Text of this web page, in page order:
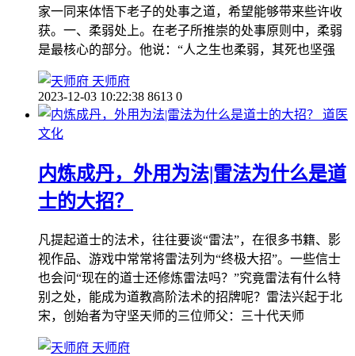
家一同来体悟下老子的处事之道，希望能够带来些许收
获。一、柔弱处上。在老子所推崇的处事原则中，柔弱
是最核心的部分。他说：“人之生也柔弱，其死也坚强
天师府
2023-12-03 10:22:38 8613 0
道医
文化
内炼成丹，外用为法|雷法为什么是道
士的大招？
凡提起道士的法术，往往要谈“雷法”，在很多书籍、影
视作品、游戏中常常将雷法列为“终极大招”。一些信士
也会问“现在的道士还修炼雷法吗？”究竟雷法有什么特
别之处，能成为道教高阶法术的招牌呢？雷法兴起于北
宋，创始者为守坚天师的三位师父：三十代天师
天师府